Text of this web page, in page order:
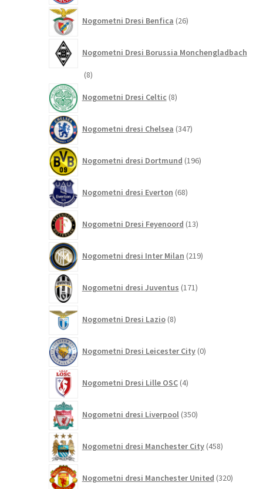
Nogometni Dresi Benfica 26izdelkov
Nogometni Dresi Borussia Monchengladbach
88
Nogometni Dresi Celtic 8izdelkov
Nogometni dresi Chelsea 347izdelkov
Nogometni dresi Dortmund 196izdelkov
Nogometni dresi Everton 68izdelkov
Nogometni Dresi Feyenoord 13izdelkov
Nogometni dresi Inter Milan 219izdelkov
Nogometni dresi Juventus 171izdelkov
Nogometni Dresi Lazio 8izdelkov
Nogometni Dresi Leicester City 0izdelkov
Nogometni Dresi Lille OSC 4izdelki
Nogometni dresi Liverpool 350izdelkov
Nogometni dresi Manchester City 458izdelkov
Nogometni dresi Manchester United 320izdelkov